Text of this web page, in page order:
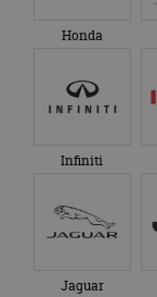
Honda
Infiniti
Jaguar